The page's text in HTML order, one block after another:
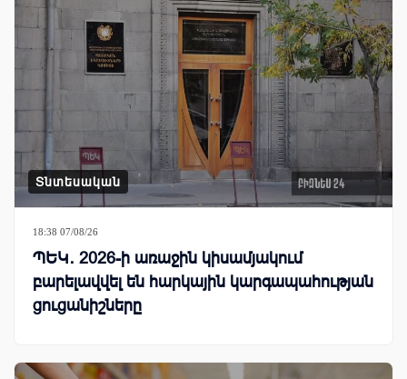
Տնտեսական
18:38 07/08/26
ՊԵԿ․ 2026-ի առաջին կիսամյակում
բարելավվել են հարկային կարգապահության
ցուցանիշները